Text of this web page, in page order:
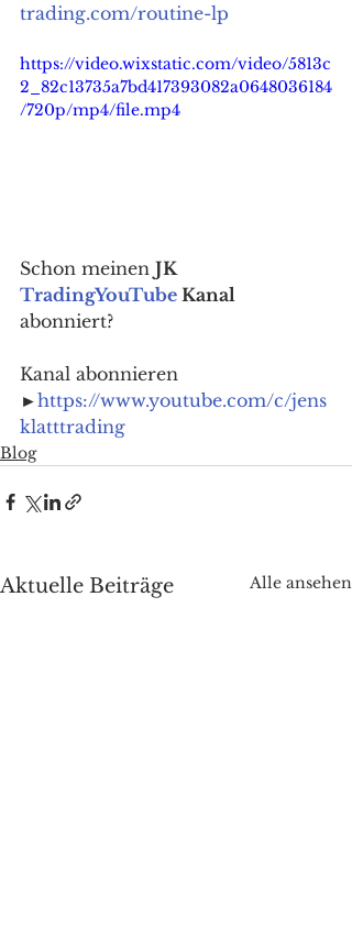
trading.com/routine-lp
https://video.wixstatic.com/video/5813c
2_82c13735a7bd417393082a0648036184
/720p/mp4/file.mp4
Schon meinen JK
TradingYouTube Kanal
abonniert?
Kanal abonnieren
►https://www.youtube.com/c/jens
klatttrading
Blog
Aktuelle Beiträge Alle ansehen